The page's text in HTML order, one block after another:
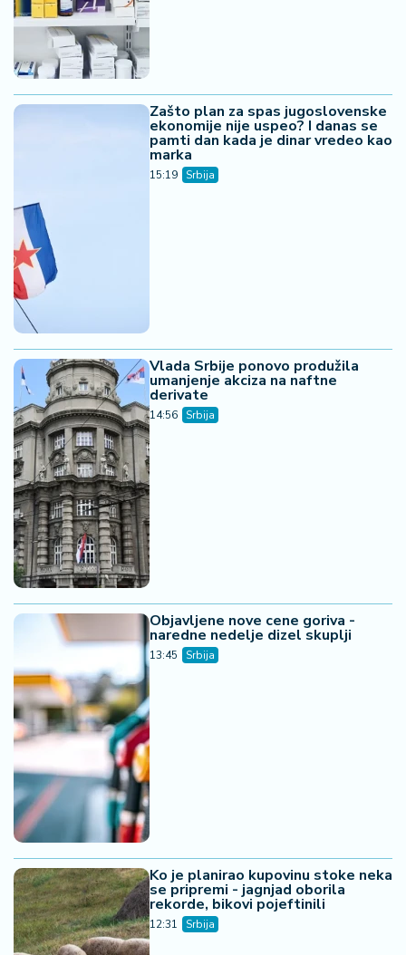
Zašto plan za spas jugoslovenske
ekonomije nije uspeo? I danas se
pamti dan kada je dinar vredeo kao
marka
15:19 Srbija
Vlada Srbije ponovo produžila
umanjenje akciza na naftne
derivate
14:56 Srbija
Objavljene nove cene goriva -
naredne nedelje dizel skuplji
13:45 Srbija
Ko je planirao kupovinu stoke neka
se pripremi - jagnjad oborila
rekorde, bikovi pojeftinili
12:31 Srbija